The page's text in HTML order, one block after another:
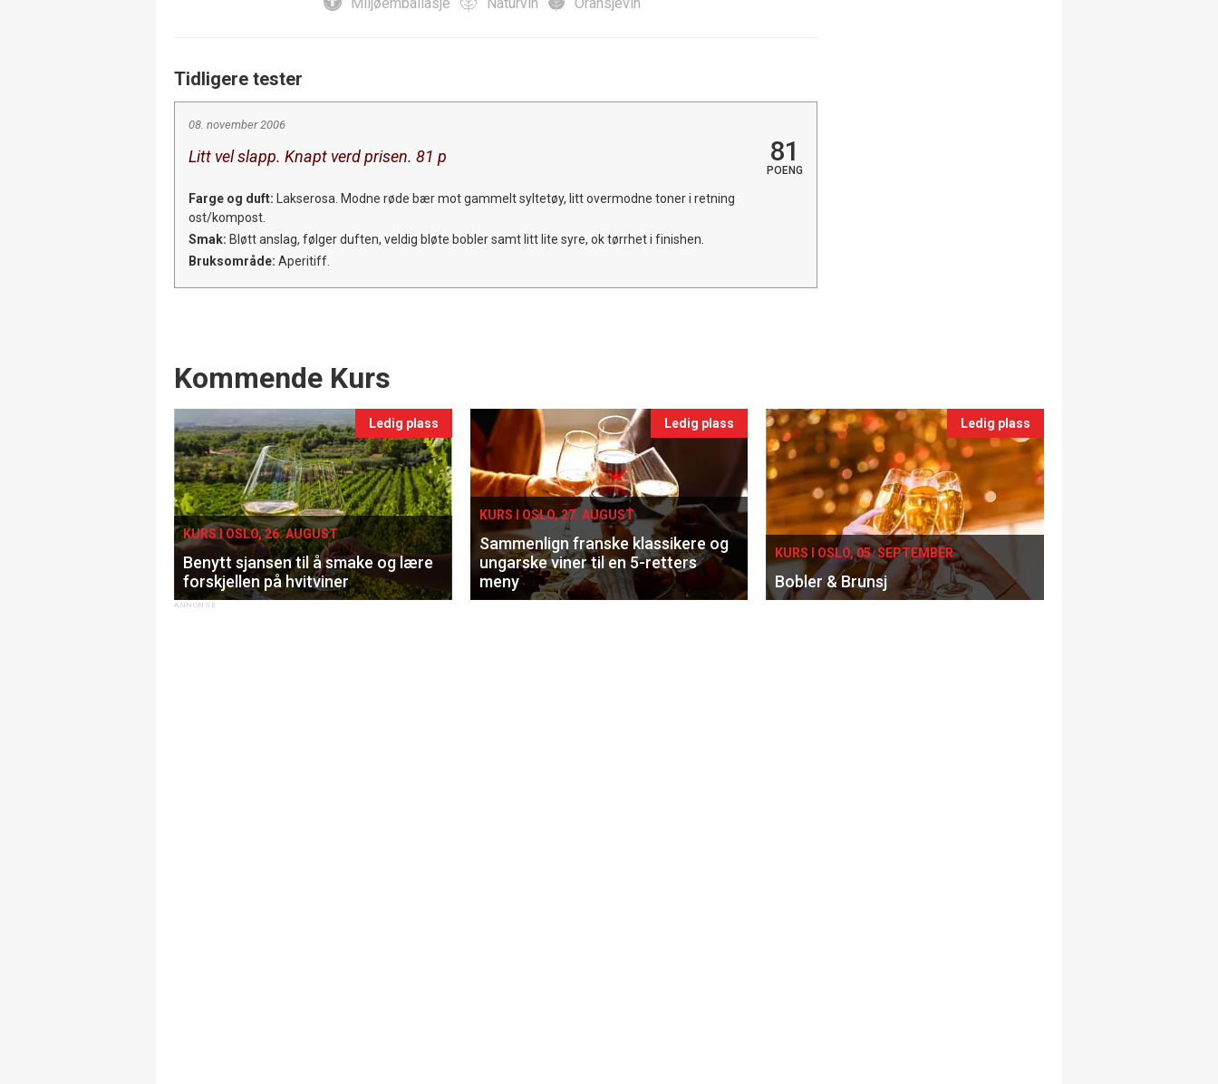
Tidligere tester
08. november 2006
Litt vel slapp. Knapt verd prisen. 81 p 81
POENG
Farge og duft: Lakserosa. Modne røde bær mot gammelt syltetøy, litt overmodne toner i retning
ost/kompost.
Smak: Bløtt anslag, følger duften, veldig bløte bobler samt litt lite syre, ok tørrhet i finishen.
Bruksområde: Aperitiff.
Events
Kommende Kurs
Ledig plass
KURS I OSLO, 26. AUGUST
Benytt sjansen til å smake og lære
forskjellen på hvitviner
Ledig plass
KURS I OSLO, 27. AUGUST
Sammenlign franske klassikere og
ungarske viner til en 5-retters
meny
Ledig plass
KURS I OSLO, 05. SEPTEMBER
Bobler & Brunsj